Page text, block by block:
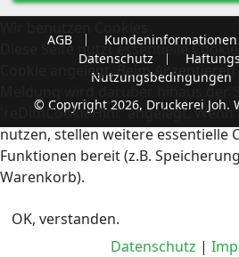
AGB Kundeninformationen
Datenschutz
Nutzungsbedingungen
© Copyright 2026, Druckerei Joh.
Diese Seite nutzt essentielle
Cookie angelegt. Beim
Meldung wird darüber hinaus der
'reDimCookieHint' angelegt.
nutzen, stellen weitere essentielle
Funktionen bereit (z.B.
Warenkorb).
OK, verstanden.
Datenschutz |